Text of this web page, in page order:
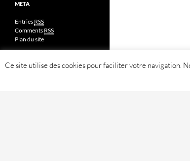
META
Entries RSS
Comments RSS
Plan du site
Ce site utilise des cookies pour faciliter votre navigation.